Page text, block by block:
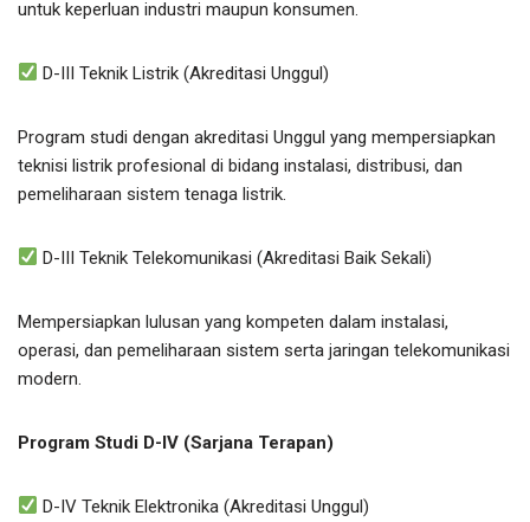
untuk keperluan industri maupun konsumen.
D-III Teknik Listrik (Akreditasi Unggul)
Program studi dengan akreditasi Unggul yang mempersiapkan
teknisi listrik profesional di bidang instalasi, distribusi, dan
pemeliharaan sistem tenaga listrik.
D-III Teknik Telekomunikasi (Akreditasi Baik Sekali)
Mempersiapkan lulusan yang kompeten dalam instalasi,
operasi, dan pemeliharaan sistem serta jaringan telekomunikasi
modern.
Program Studi D-IV (Sarjana Terapan)
D-IV Teknik Elektronika (Akreditasi Unggul)